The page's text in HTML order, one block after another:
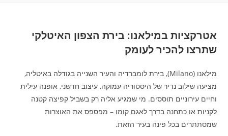
אטרקציות במילאנו: בירת הצפון האיטלקי
שתרצו להכיר לעומק
מילאנו (Milano), בירת לומברדיה והעיר השנייה בגודלה באיטליה,
מציעה שילוב נדיר של היסטוריה עמוקה, עיצוב חדשני, אופנה עילית
וחיים עירוניים תוססים. מי שמגיע אליה רק בשביל קפיצה קטנה
לקניות או כתחנה בדרך לאגם קומו – מפספס את האוצרות
שמסתתרים בכל פינה בעיר הזאת.